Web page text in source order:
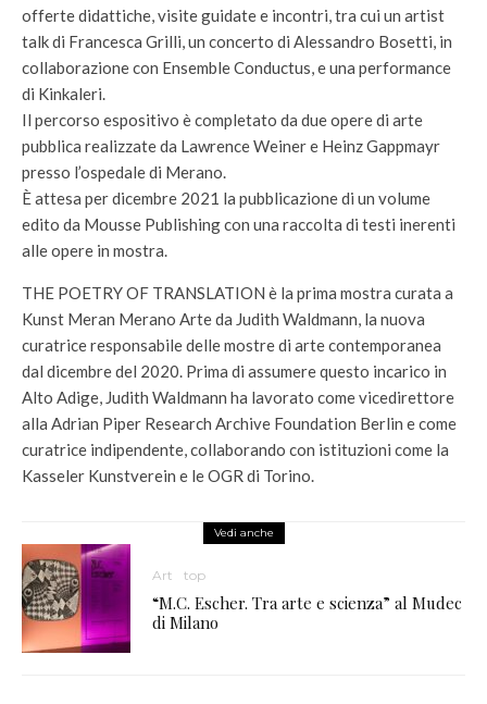
offerte didattiche, visite guidate e incontri, tra cui un artist
talk di Francesca Grilli, un concerto di Alessandro Bosetti, in
collaborazione con Ensemble Conductus, e una performance
di Kinkaleri.
Il percorso espositivo è completato da due opere di arte
pubblica realizzate da Lawrence Weiner e Heinz Gappmayr
presso l’ospedale di Merano.
È attesa per dicembre 2021 la pubblicazione di un volume
edito da Mousse Publishing con una raccolta di testi inerenti
alle opere in mostra.
THE POETRY OF TRANSLATION è la prima mostra curata a
Kunst Meran Merano Arte da Judith Waldmann, la nuova
curatrice responsabile delle mostre di arte contemporanea
dal dicembre del 2020. Prima di assumere questo incarico in
Alto Adige, Judith Waldmann ha lavorato come vicedirettore
alla Adrian Piper Research Archive Foundation Berlin e come
curatrice indipendente, collaborando con istituzioni come la
Kasseler Kunstverein e le OGR di Torino.
Vedi anche
Art top
“M.C. Escher. Tra arte e scienza” al Mudec
di Milano